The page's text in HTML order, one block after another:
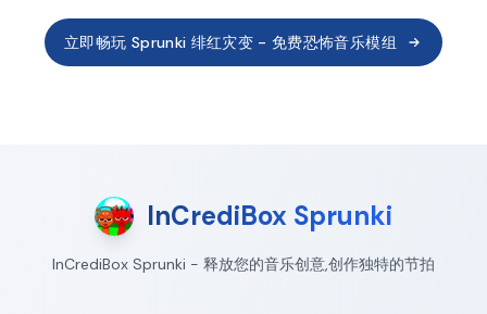
立即畅玩 Sprunki 绯红灾变 - 免费恐怖音乐模组
InCrediBox Sprunki
InCrediBox Sprunki - 释放您的音乐创意,创作独特的节拍